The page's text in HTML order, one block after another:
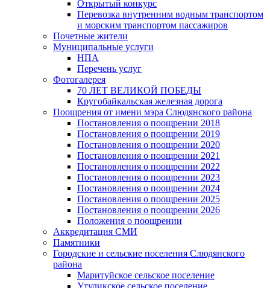
Открытый конкурс
Перевозка внутренним водным транспортом
и морским транспортом пассажиров
Почетные жители
Муниципальные услуги
НПА
Перечень услуг
Фотогалерея
70 ЛЕТ ВЕЛИКОЙ ПОБЕДЫ
Кругобайкальская железная дорога
Поощрения от имени мэра Слюдянского района
Постановления о поощрении 2018
Постановления о поощрении 2019
Постановления о поощрении 2020
Постановления о поощрении 2021
Постановления о поощрении 2022
Постановления о поощрении 2023
Постановления о поощрении 2024
Постановления о поощрении 2025
Постановления о поощрении 2026
Положения о поощрении
Аккредитация СМИ
Памятники
Городские и сельские поселения Слюдянского
района
Маритуйское сельское поселение
Утуликское сельское поселение